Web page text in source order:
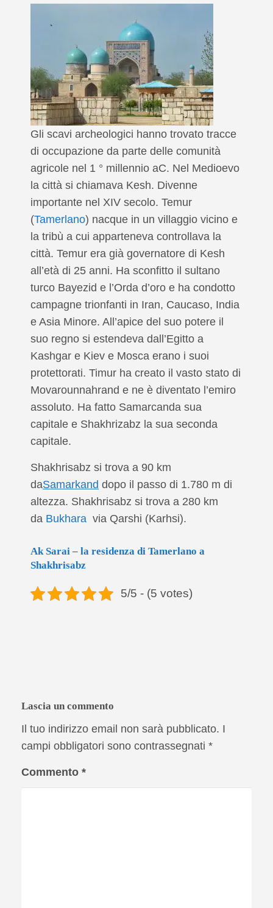
Gli scavi archeologici hanno trovato tracce
di occupazione da parte delle comunità
agricole nel 1 ° millennio aC. Nel Medioevo
la città si chiamava Kesh. Divenne
importante nel XIV secolo. Temur
(Tamerlano) nacque in un villaggio vicino e
la tribù a cui apparteneva controllava la
città. Temur era già governatore di Kesh
all’età di 25 anni. Ha sconfitto il sultano
turco Bayezid e l’Orda d’oro e ha condotto
campagne trionfanti in Iran, Caucaso, India
e Asia Minore. All’apice del suo potere il
suo regno si estendeva dall’Egitto a
Kashgar e Kiev e Mosca erano i suoi
protettorati. Timur ha creato il vasto stato di
Movarounnahrand e ne è diventato l’emiro
assoluto. Ha fatto Samarcanda sua
capitale e Shakhrizabz la sua seconda
capitale.
Shakhrisabz si trova a 90 km
daSamarkand dopo il passo di 1.780 m di
altezza. Shakhrisabz si trova a 280 km
da Bukhara via Qarshi (Karhsi).
Ak Sarai – la residenza di Tamerlano a
Shakhrisabz
5/5 - (5 votes)
Lascia un commento
Il tuo indirizzo email non sarà pubblicato. I
campi obbligatori sono contrassegnati *
Commento *